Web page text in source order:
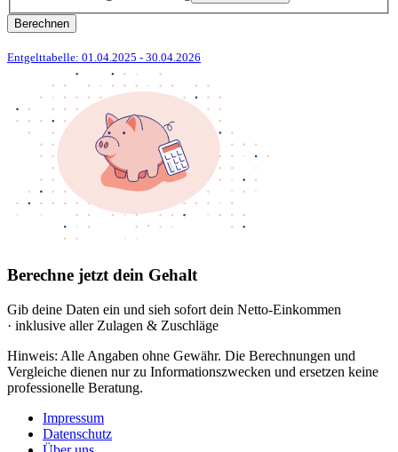
Berechnen
Entgelttabelle: 01.04.2025 - 30.04.2026
Berechne jetzt dein Gehalt
Gib deine Daten ein und sieh sofort dein Netto-Einkommen
· inklusive aller Zulagen & Zuschläge
Hinweis: Alle Angaben ohne Gewähr. Die Berechnungen und
Vergleiche dienen nur zu Informationszwecken und ersetzen keine
professionelle Beratung.
Impressum
Datenschutz